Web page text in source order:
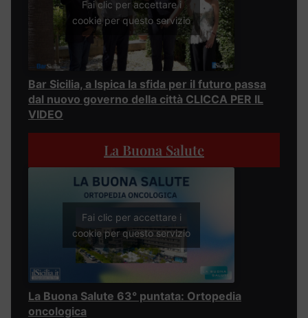
Fai clic per accettare i
cookie per questo servizio
Bar Sicilia, a Ispica la sfida per il futuro passa
dal nuovo governo della città CLICCA PER IL
VIDEO
La Buona Salute
Fai clic per accettare i
cookie per questo servizio
La Buona Salute 63° puntata: Ortopedia
oncologica